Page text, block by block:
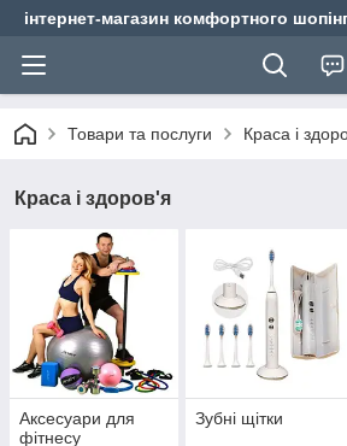
інтернет-магазин комфортного
Товари та послуги Краса і
Краса і здоров'я
Аксесуари для
фітнесу
Зубні щітки